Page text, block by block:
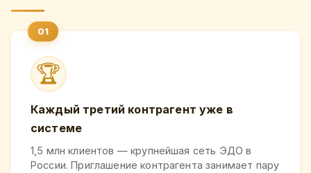
🏆
Каждый третий контрагент уже в
системе
1,5 млн клиентов — крупнейшая сеть ЭДО в
России. Приглашение контрагента занимает пару